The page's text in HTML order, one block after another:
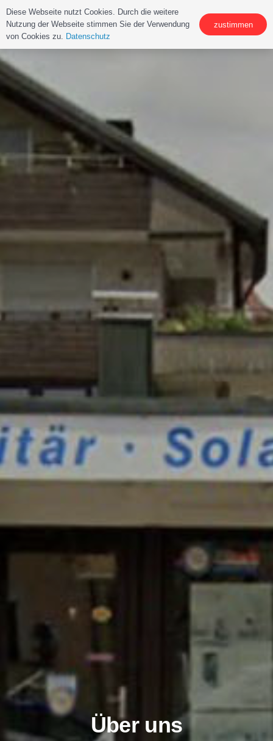
Über uns
Diese Webseite nutzt Cookies. Durch die weitere
Nutzung der Webseite stimmen Sie der Verwendung
von Cookies zu. Datenschutz
zustimmen